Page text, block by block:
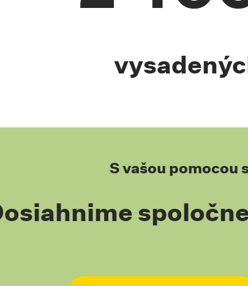
S vašou pomocou